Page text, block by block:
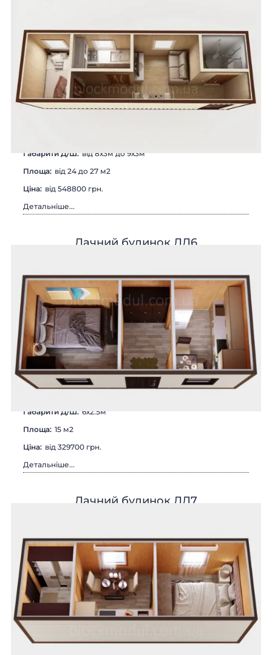
Габарити Д/Ш: від 8х3м до 9х3м
Площа: від 24 до 27 м2
Цiна: від 548800 грн.
Детальніше...
Дачний будинок ДД6
Габарити Д/Ш: 6х2.5м
Площа: 15 м2
Цiна: від 329700 грн.
Детальніше...
Дачний будинок ДД7